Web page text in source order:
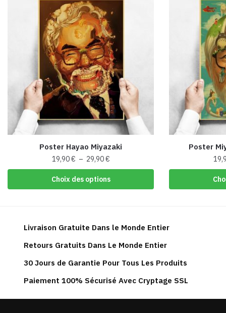
Poster Hayao Miyazaki
19,90€ – 29,90€Plage
de
prix :
19,90 €
Choix des options
Ce
produit
variations.
options
peuvent
choisies
sur
Poster
Livraison Gratuite Dans le Monde Entier
Retours Gratuits Dans Le Monde Entier
30 Jours de Garantie Pour Tous Les Produits
Paiement 100% Sécurisé Avec Cryptage SSL